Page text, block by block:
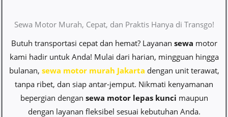
Sewa Motor Murah, Cepat, dan Praktis Hanya di Transgo!
Butuh transportasi cepat dan hemat? Layanan sewa motor
kami hadir untuk Anda! Mulai dari harian, mingguan hingga
bulanan, sewa motor murah Jakarta dengan unit terawat,
tanpa ribet, dan siap antar-jemput. Nikmati kenyamanan
bepergian dengan sewa motor lepas kunci maupun
dengan layanan fleksibel sesuai kebutuhan Anda.